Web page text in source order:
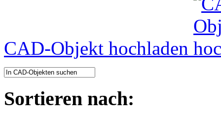
CAD-Objekt hochladen
Sortieren nach: